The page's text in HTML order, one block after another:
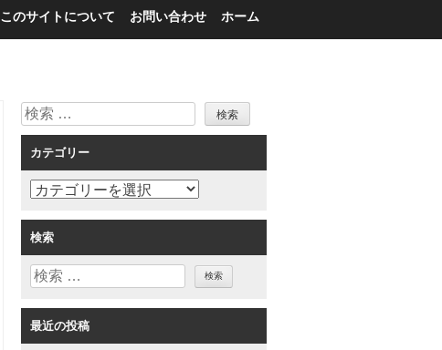
ホーム
お問い合わせ
このサイトについて
検
索
カテゴリー
カ
ゴ
リ
ー
検索
検
最近の投稿